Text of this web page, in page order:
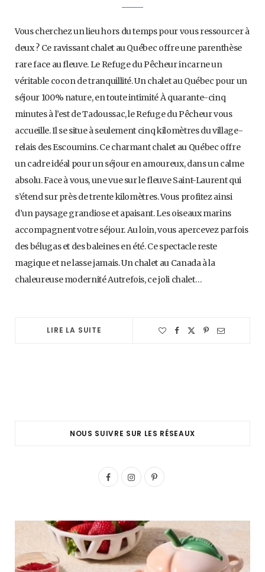
Vous cherchez un lieu hors du temps pour vous ressourcer à
deux ? Ce ravissant chalet au Québec offre une parenthèse
rare face au fleuve. Le Refuge du Pêcheur incarne un
véritable cocon de tranquillité. Un chalet au Québec pour un
séjour 100% nature, en toute intimité À quarante-cinq
minutes à l’est de Tadoussac, le Refuge du Pêcheur vous
accueille. Il se situe à seulement cinq kilomètres du village-
relais des Escoumins. Ce charmant chalet au Québec offre
un cadre idéal pour un séjour en amoureux, dans un calme
absolu. Face à vous, une vue sur le fleuve Saint-Laurent qui
s’étend sur près de trente kilomètres. Vous profitez ainsi
d’un paysage grandiose et apaisant. Les oiseaux marins
accompagnent votre séjour. Au loin, vous apercevez parfois
des bélugas et des baleines en été. Ce spectacle reste
magique et ne lasse jamais. Un chalet au Canada à la
chaleureuse modernité Autrefois, ce joli chalet…
LIRE LA SUITE
NOUS SUIVRE SUR LES RÉSEAUX
F
e
b
I
t
a
P
t